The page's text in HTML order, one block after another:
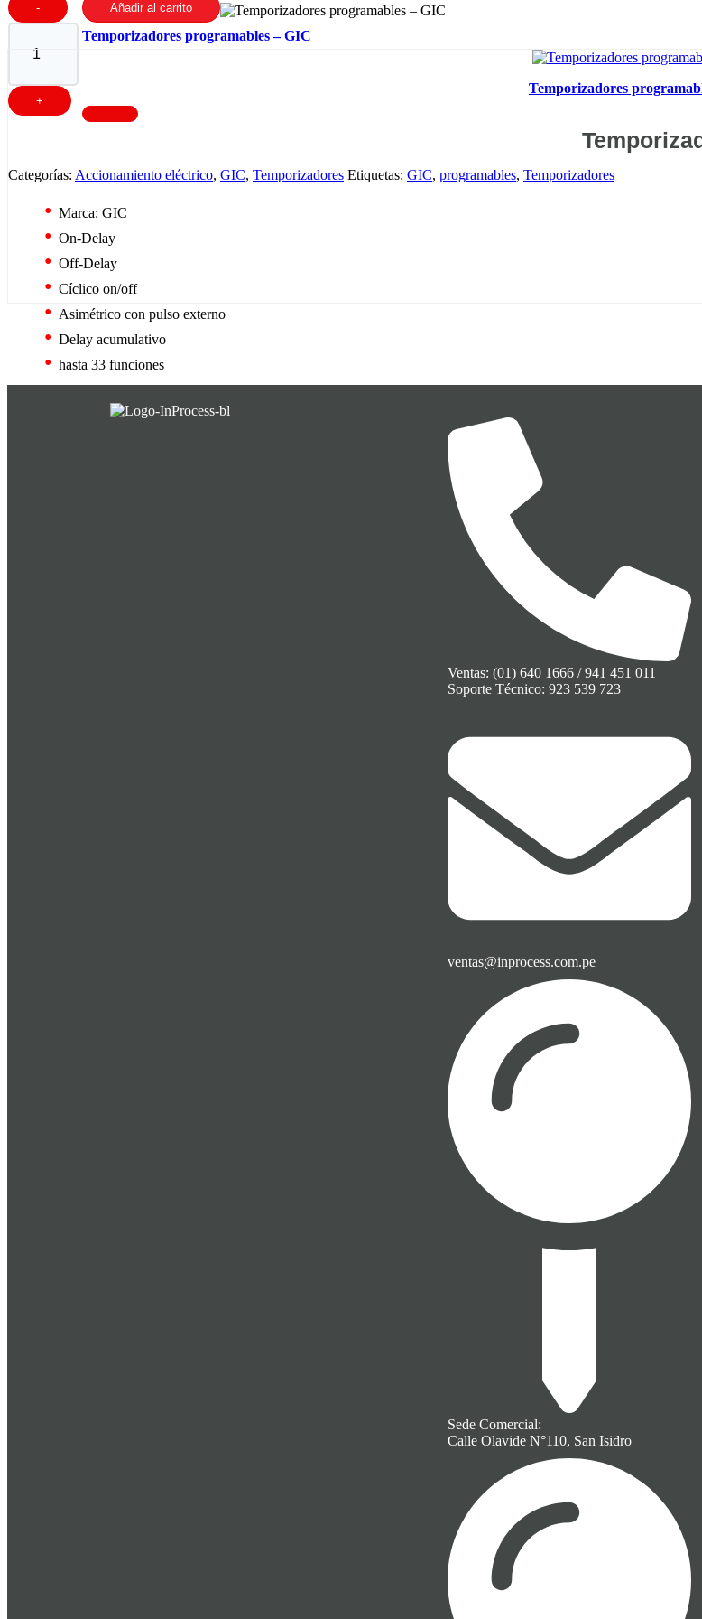
Añadir al carrito
Temporizadores programables – GIC
Temporizadores
Categorías: Accionamiento eléctrico, GIC, Temporizadores Etiquetas: GIC, programables, Temporizadores
Marca: GIC
On-Delay
Off-Delay
Cíclico on/off
Asimétrico con pulso externo
Delay acumulativo
hasta 33 funciones
Ventas: (01) 640 1666 / 941 451 011
Soporte Técnico: 923 539 723
ventas@inprocess.com.pe
Sede Comercial:
Calle Olavide N°110, San Isidro